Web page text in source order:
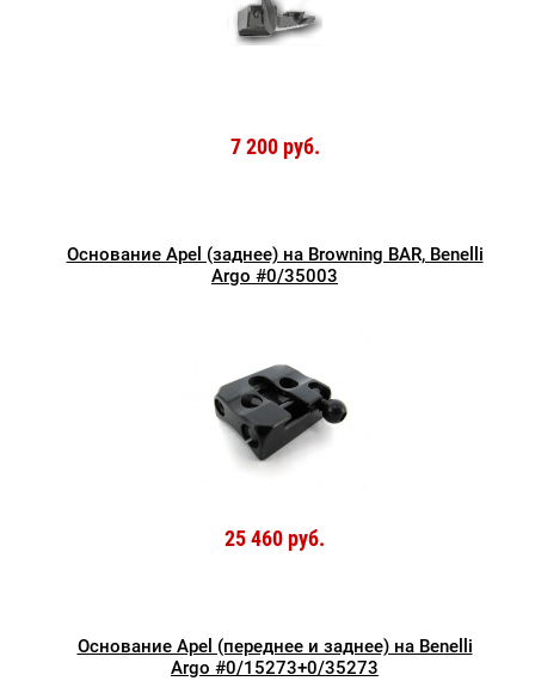
7 200 руб.
Основание Apel (заднее) на Browning BAR, Benelli
Argo #0/35003
25 460 руб.
Основание Apel (переднее и заднее) на Benelli
Argo #0/15273+0/35273